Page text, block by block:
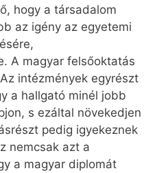
hogy a társadalom
az igény az egyetemi
A magyar felsőoktatás
intézmények egyrészt
a hallgató minél jobb
s ezáltal növekedjen
pedig igyekeznek
nemcsak azt a
a magyar diplomát